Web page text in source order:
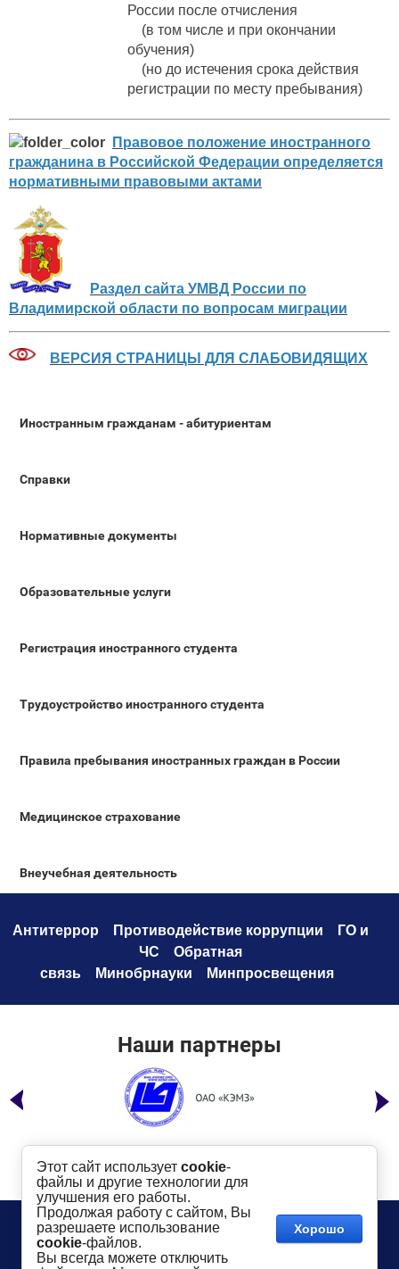
Иностранным гражданам - абитуриентам
Справки
Нормативные документы
Образовательные услуги
Регистрация иностранного студента
Трудоустройство иностранного студента
Правила пребывания иностранных граждан в России
Медицинское страхование
Внеучебная деятельность
России после отчисления
(в том числе и при окончании
обучения)
(но до истечения срока действия
регистрации по месту пребывания)
Правовое положение иностранного
гражданина в Российской Федерации определяется
нормативными правовыми актами
Раздел сайта УМВД России по
Владимирской области по вопросам миграции
ВЕРСИЯ СТРАНИЦЫ ДЛЯ СЛАБОВИДЯЩИХ
Антитеррор Противодействие коррупции
ГО и
ЧС
Обратная
связь
Минобрнауки Минпросвещения
Наши партнеры
Телефон:8 (49232) 6-96-00
Адрес: г. Ковров, ул. Маяковского, 19
Показать на карте
Сайт создан в:
megagroup.ru
Этот сайт использует cookie-
файлы и другие технологии для
улучшения его работы.
Продолжая работу с сайтом, Вы
разрешаете использование
cookie-файлов.
Вы всегда можете отключить
Хорошо